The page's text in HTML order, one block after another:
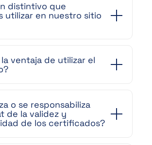
distintivo que
utilizar en nuestro sitio
la ventaja de utilizar el
o se responsabiliza
de la validez y
de los certificados?